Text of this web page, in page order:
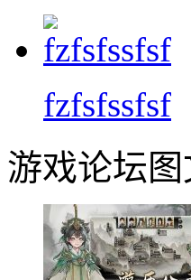
fzfsfssfsf
游戏论坛